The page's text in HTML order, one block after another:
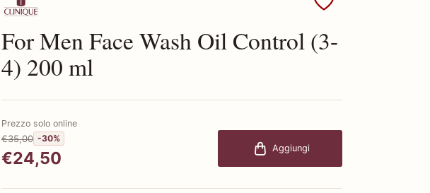
Scopri i prodotti Clinique
For Men Face Wash Oil Control (3-
4) 200 ml
Prezzo solo online
€35,00 -30%
€24,50 Aggiungi